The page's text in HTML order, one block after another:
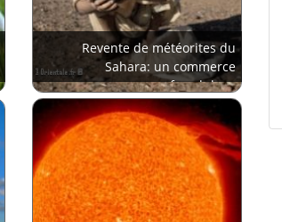
Revente de météorites du
Sahara: un commerce
frauduleux